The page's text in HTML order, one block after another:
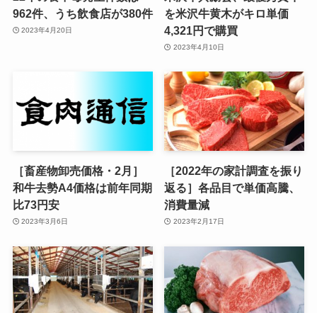
962件、うち飲食店が380件
2023年4月20日
を米沢牛黄木がキロ単価
4,321円で購買
2023年4月10日
［畜産物卸売価格・2月］
和牛去勢A4価格は前年同期
比73円安
2023年3月6日
［2022年の家計調査を振り
返る］各品目で単価高騰、
消費量減
2023年2月17日